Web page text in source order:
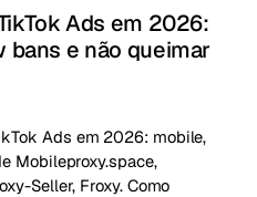
Ads em 2026:
bans e não queimar
Ads em 2026: mobile,
Mobileproxy.space,
Seller, Froxy. Como